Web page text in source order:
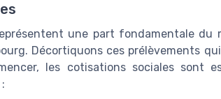
une part fondamentale
Décortiquons ces prélèvements
les cotisations sociales sont